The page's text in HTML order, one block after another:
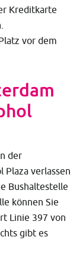
Kreditkarte
vor dem
der
Plaza verlassen
Bushaltestelle
können Sie
Linie 397 von
gibt es